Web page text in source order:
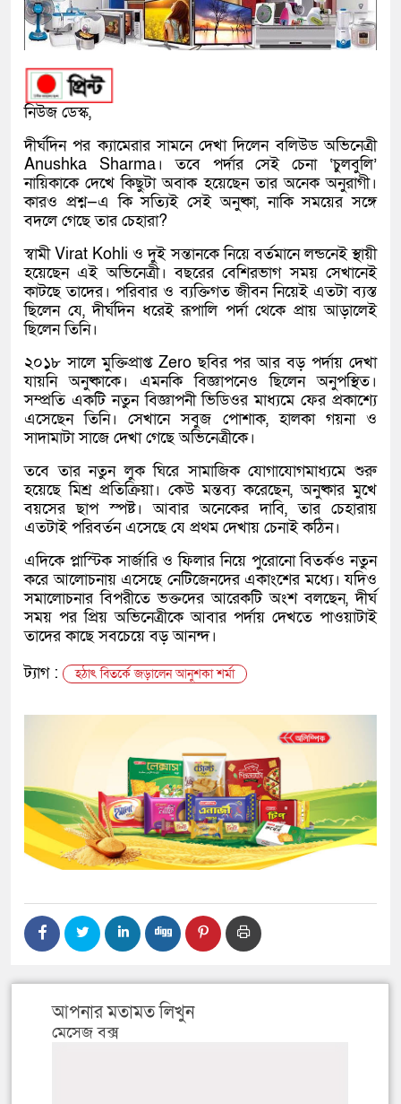
নিউজ ডেস্ক,
দীর্ঘদিন পর ক্যামেরার সামনে দেখা দিলেন বলিউড অভিনেত্রী
Anushka Sharma। তবে পর্দার সেই চেনা ‘চুলবুলি’
নায়িকাকে দেখে কিছুটা অবাক হয়েছেন তার অনেক অনুরাগী।
কারও প্রশ্ন—এ কি সত্যিই সেই অনুষ্কা, নাকি সময়ের সঙ্গে
বদলে গেছে তার চেহারা?
স্বামী Virat Kohli ও দুই সন্তানকে নিয়ে বর্তমানে লন্ডনেই স্থায়ী
হয়েছেন এই অভিনেত্রী। বছরের বেশিরভাগ সময় সেখানেই
কাটছে তাদের। পরিবার ও ব্যক্তিগত জীবন নিয়েই এতটা ব্যস্ত
ছিলেন যে, দীর্ঘদিন ধরেই রূপালি পর্দা থেকে প্রায় আড়ালেই
ছিলেন তিনি।
২০১৮ সালে মুক্তিপ্রাপ্ত Zero ছবির পর আর বড় পর্দায় দেখা
যায়নি অনুষ্কাকে। এমনকি বিজ্ঞাপনেও ছিলেন অনুপস্থিত।
সম্প্রতি একটি নতুন বিজ্ঞাপনী ভিডিওর মাধ্যমে ফের প্রকাশ্যে
এসেছেন তিনি। সেখানে সবুজ পোশাক, হালকা গয়না ও
সাদামাটা সাজে দেখা গেছে অভিনেত্রীকে।
তবে তার নতুন লুক ঘিরে সামাজিক যোগাযোগমাধ্যমে শুরু
হয়েছে মিশ্র প্রতিক্রিয়া। কেউ মন্তব্য করেছেন, অনুষ্কার মুখে
বয়সের ছাপ স্পষ্ট। আবার অনেকের দাবি, তার চেহারায়
এতটাই পরিবর্তন এসেছে যে প্রথম দেখায় চেনাই কঠিন।
এদিকে প্লাস্টিক সার্জারি ও ফিলার নিয়ে পুরোনো বিতর্কও নতুন
করে আলোচনায় এসেছে নেটিজেনদের একাংশের মধ্যে। যদিও
সমালোচনার বিপরীতে ভক্তদের আরেকটি অংশ বলছেন, দীর্ঘ
সময় পর প্রিয় অভিনেত্রীকে আবার পর্দায় দেখতে পাওয়াটাই
তাদের কাছে সবচেয়ে বড় আনন্দ।
ট্যাগ :
হঠাৎ বিতর্কে জড়ালেন আনুশকা শর্মা
আপনার মতামত লিখুন
মেসেজ বক্স